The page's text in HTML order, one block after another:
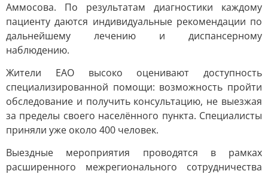
Аммосова. По результатам диагностики каждому
пациенту даются индивидуальные рекомендации по
дальнейшему лечению и диспансерному
наблюдению.
Жители ЕАО высоко оценивают доступность
специализированной помощи: возможность пройти
обследование и получить консультацию, не выезжая
за пределы своего населённого пункта. Специалисты
приняли уже около 400 человек.
Выездные мероприятия проводятся в рамках
расширенного межрегионального сотрудничества